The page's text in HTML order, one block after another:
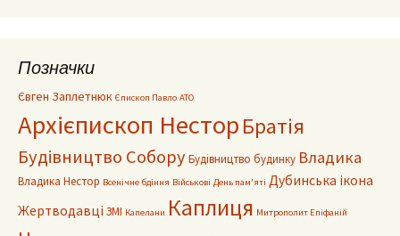
Позначки
Євген Заплетнюк Єпископ Павло АТО
Архієпископ Нестор Братія
Будівництво Собору Будівництво будинку Владика
Владика Нестор Всенічне бдіння Військові День пам'яті Дубинська ікона
Жертводавці ЗМІ Капелани Каплиця Митрополит Епіфаній